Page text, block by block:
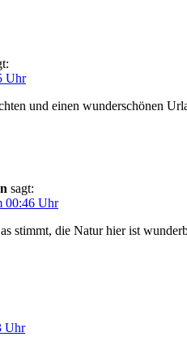
Uhr
und einen wunderschönen
sagt:
00:46 Uhr
stimmt, die Natur hier ist
Uhr